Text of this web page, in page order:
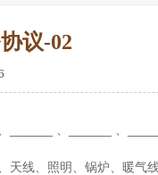
议-02
______ 、______ 、
天线、照明、锅炉、暖气